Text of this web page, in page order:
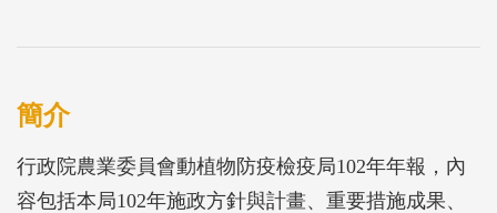
簡介
行政院農業委員會動植物防疫檢疫局102年年報，內
容包括本局102年施政方針與計畫、重要措施成果、